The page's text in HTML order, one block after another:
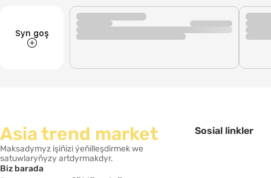
Syn goş
Asia trend market
Maksadymyz işiňizi ýeňilleşdirmek we
satuwlaryňyzy artdyrmakdyr.
Biz barada
Sosial linkler